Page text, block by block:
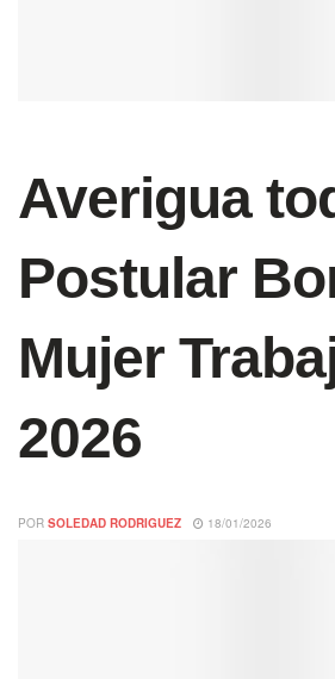
Averigua
Postular
Mujer
2026
POR SOLEDAD RODRIGUEZ 18/01/2026